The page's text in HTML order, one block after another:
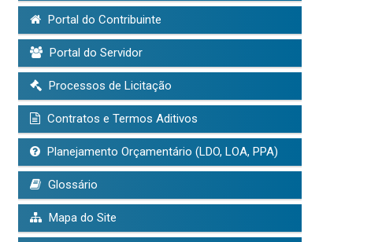
Portal do Contribuinte
Portal do Servidor
Processos de Licitação
Contratos e Termos Aditivos
Planejamento Orçamentário (LDO, LOA, PPA)
Glossário
Mapa do Site